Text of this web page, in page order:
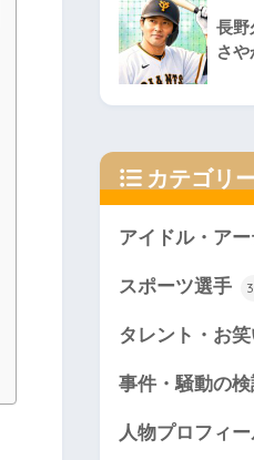
長野
さ
カテゴリ
アイドル・アー
スポーツ選手
タレント・お
事件・騒動の
人物プロフィ